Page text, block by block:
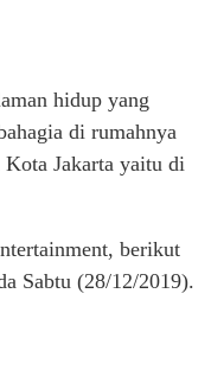
hidup yang
di rumahnya
Kota Jakarta yaitu di
berikut
Sabtu (28/12/2019).